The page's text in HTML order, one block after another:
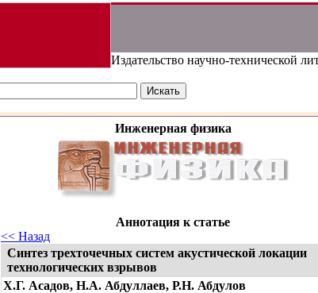
Издательство научно-технической
Инженерная физика
Аннотация к статье
<< Назад
Синтез трехточечных систем акустической локации
технологических взрывов
Х.Г. Асадов, Н.А. Абдуллаев, Р.Н. Абдулов